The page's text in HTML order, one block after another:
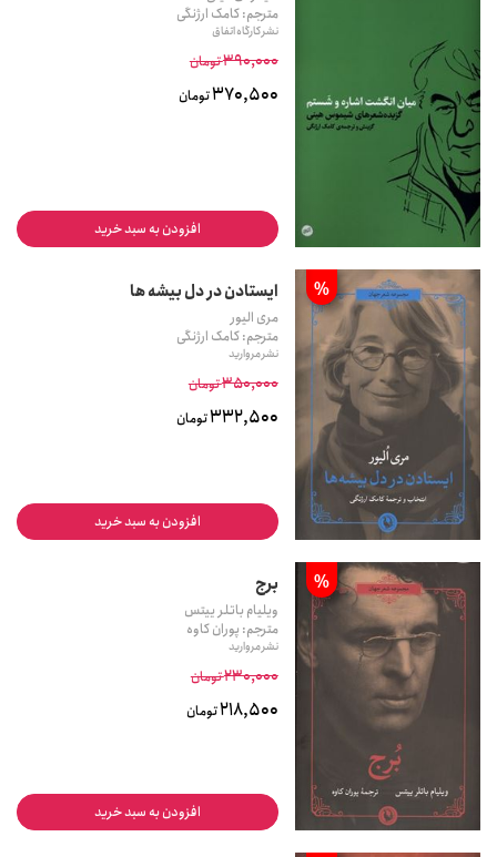
مترجم: کامک ارژنگی
نشر کارگاه اتفاق
390,000تومان
370,500تومان
افزودن به سبد خرید
% ایستادن در دل بیشه ها
مری الیور
مترجم: کامک ارژنگی
نشر مروارید
350,000تومان
332,500تومان
افزودن به سبد خرید
% برج
ویلیام باتلر ییتس
مترجم: پوران کاوه
نشر مروارید
230,000تومان
218,500تومان
افزودن به سبد خرید